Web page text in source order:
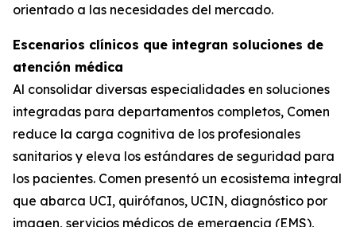
orientado a las necesidades del mercado.
Escenarios clínicos que integran soluciones de
atención médica
Al consolidar diversas especialidades en soluciones
integradas para departamentos completos, Comen
reduce la carga cognitiva de los profesionales
sanitarios y eleva los estándares de seguridad para
los pacientes. Comen presentó un ecosistema integral
que abarca UCI, quirófanos, UCIN, diagnóstico por
imagen, servicios médicos de emergencia (EMS),